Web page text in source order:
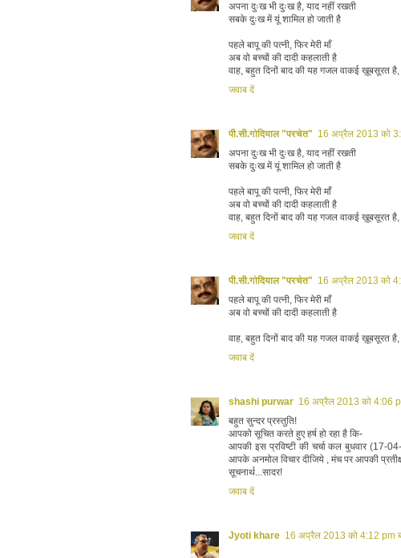
अपना दुःख भी दुःख है, याद नहीं रखती
सबके दुःख में यूं शामिल हो जाती है
पहले बापू की पत्नी, फिर मेरी माँ
अब वो बच्चों की दादी कहलाती है
वाह, बहुत दिनों बाद की यह गजल वाकई ख़ूबसूरत है,
जवाब दें
पी.सी.गोदियाल "परचेत" 16 अप्रैल 2013 को
अपना दुःख भी दुःख है, याद नहीं रखती
सबके दुःख में यूं शामिल हो जाती है
पहले बापू की पत्नी, फिर मेरी माँ
अब वो बच्चों की दादी कहलाती है
वाह, बहुत दिनों बाद की यह गजल वाकई ख़ूबसूरत है,
जवाब दें
पी.सी.गोदियाल "परचेत" 16 अप्रैल 2013 को
पहले बापू की पत्नी, फिर मेरी माँ
अब वो बच्चों की दादी कहलाती है
वाह, बहुत दिनों बाद की यह गजल वाकई ख़ूबसूरत है,
जवाब दें
shashi purwar 16 अप्रैल 2013 को 4:06
बहुत सुन्दर प्रस्तुति!
आपको सूचित करते हुए हर्ष हो रहा है कि-
आपकी इस प्रविष्टी की चर्चा कल बुधवार (17-
आपके अनमोल विचार दीजिये , मंच पर आपकी
सूचनार्थ...सादर!
जवाब दें
Jyoti khare 16 अप्रैल 2013 को 4:12 pm